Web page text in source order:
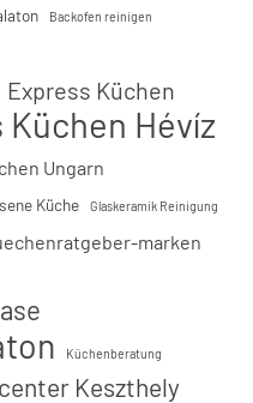
Backofen reinigen
Express Küchen
Küchen Hévíz
Ungarn
Küche Glaskeramik Reinigung
marken
Küchenberatung
Keszthely